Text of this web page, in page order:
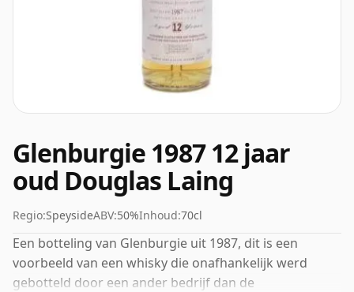
Glenburgie 1987 12 jaar
oud Douglas Laing
Regio:SpeysideABV:50%Inhoud:70cl
Een botteling van Glenburgie uit 1987, dit is een
voorbeeld van een whisky die onafhankelijk werd
gebotteld door een ander bedrijf dan de